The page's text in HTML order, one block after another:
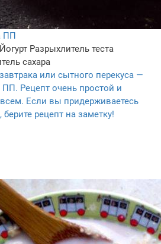
ПП
Йогурт Разрыхлитель теста
сахара
или сытного перекуса —
Рецепт очень простой и
Если вы придерживаетесь
рецепт на заметку!